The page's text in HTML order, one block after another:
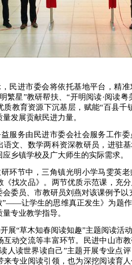
民进市委会将依托基地平台，精
繁星”教研帮扶、“开明阅读·阅读粤
质教育资源下沉基层，赋能“百县千
发展贡献民进力量。
服务由民进市委会社会服务工作
语文、数学两科资深教研员，进驻
乡镇学校及广大师生的实际需求。
环节中，三角镇光明小学马雯英
《找次品》。两节优质示范课，充
会委员、市教研员刘燕对该课例予以
”——让学生的思维真正发生》为题
专业教学指导。
展“草木知春阅读知趣”主题阅读活
互动交流等丰富环节。民进中山市
人读世界读自己”主题开展专业点
来专业阅读引领，也为深挖阅读育